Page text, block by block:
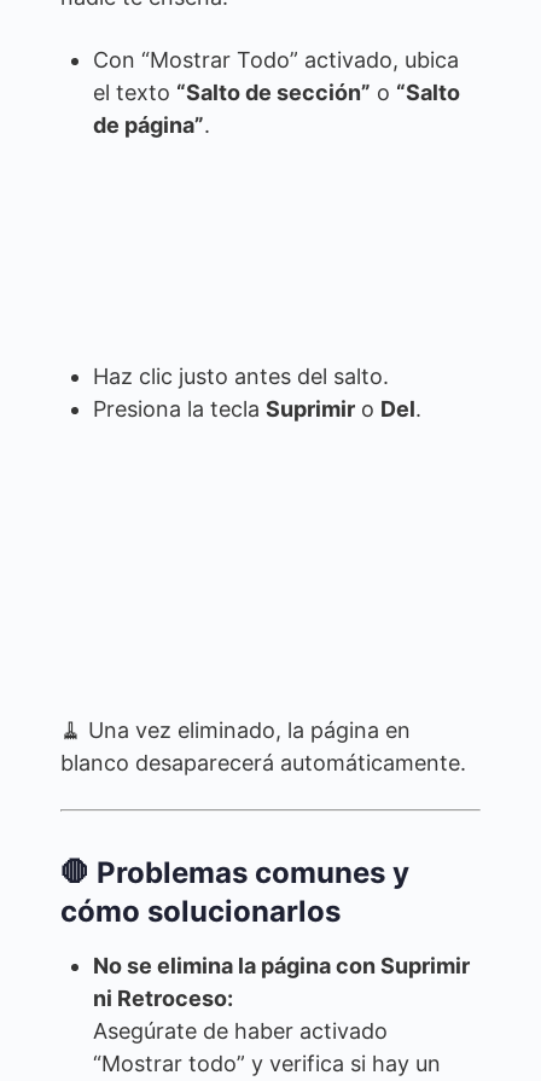
Con “Mostrar Todo” activado, ubica
el texto “Salto de sección” o “Salto
de página”.
Haz clic justo antes del salto.
Presiona la tecla Suprimir o Del.
🧹 Una vez eliminado, la página en
blanco desaparecerá automáticamente.
🛑 Problemas comunes y
cómo solucionarlos
No se elimina la página con Suprimir
ni Retroceso:
Asegúrate de haber activado
“Mostrar todo” y verifica si hay un